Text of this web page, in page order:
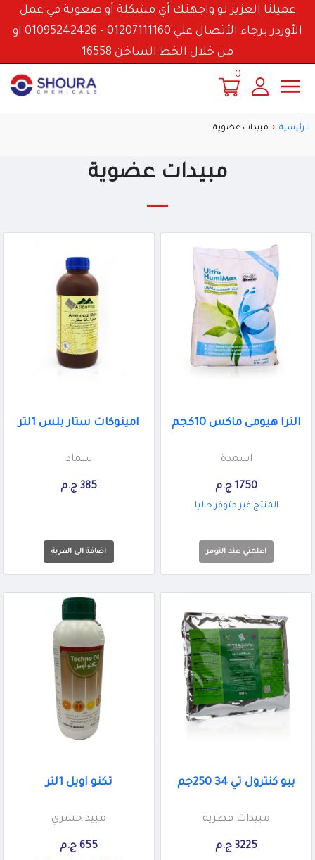
عميلنا العزيز لو واجهتك أي مشكلة أو صعوبة في عمل
الأوردر برجاء الأتصال علي 01207111160 - 01095242426 او
من خلال الخط الساخن 16558
0
الرئيسية مبيدات عضوية
مبيدات عضوية
الترا هيومى ماكس 10كجم
اسمدة
1750 ج.م
المنتج غير متوفر حاليا
اعلمني عند التوفر
امينوكات ستار بلس 1لتر
سماد
385 ج.م
بيو كنترول تي 34 250جم
مبيدات فطرية
3225 ج.م
تكنو اويل 1لتر
مبيد حشري
655 ج.م